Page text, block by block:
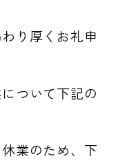
り厚くお礼申
ついて下記の
業のため、下